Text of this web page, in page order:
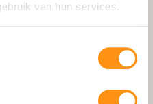
van hun services.